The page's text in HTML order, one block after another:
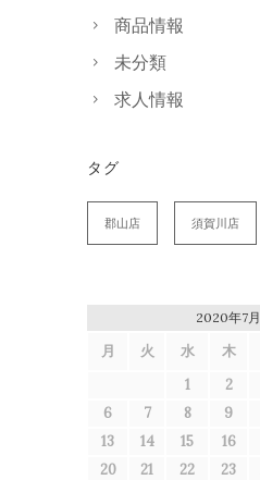
商品情報
未分類
求人情報
タグ
郡山店 須賀川店
2020年7月
月 火 水 木
1 2
6
7 8 9
13
14 15 16
20
21 22 23